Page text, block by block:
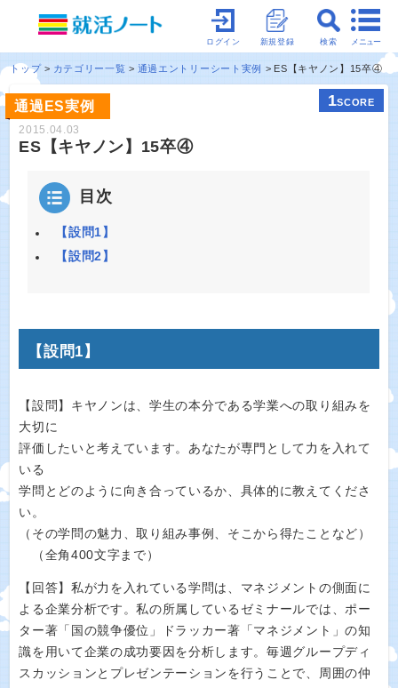
メニュー
検索
新規登録
ログイン
トップ カテゴリー一覧 通過エントリーシート実例 ES【キヤノン】15卒④
通過ES実例 1SCORE
2015.04.03
ES【キヤノン】15卒④
目次
【設問1】
【設問2】
【設問1】
【設問】キヤノンは、学生の本分である学業への取り組みを
大切に
評価したいと考えています。あなたが専門として力を入れて
いる
学問とどのように向き合っているか、具体的に教えてくださ
い。
（その学問の魅力、取り組み事例、そこから得たことなど）
（全角400文字まで）
【回答】私が力を入れている学問は、マネジメントの側面に
よる企業分析です。私の所属しているゼミナールでは、ポー
ター著「国の競争優位」ドラッカー著「マネジメント」の知
識を用いて企業の成功要因を分析します。毎週グループディ
スカッションとプレゼンテーションを行うことで、周囲の仲